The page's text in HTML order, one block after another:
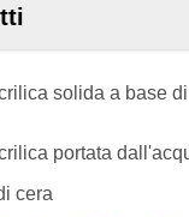
solida a base di
portata
cera